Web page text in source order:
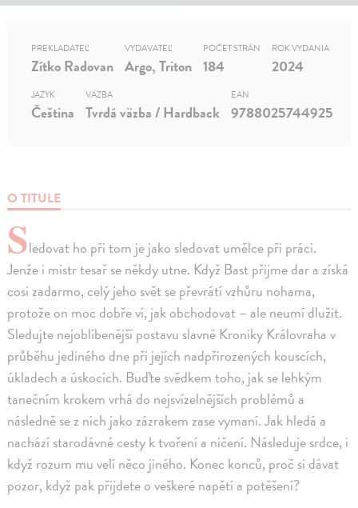
O TITULE
Sledovat ho při tom je jako sledovat umělce při práci.
Jenže i mistr tesař se někdy utne. Když Bast přijme dar a získá
cosi zadarmo, celý jeho svět se převrátí vzhůru nohama,
protože on moc dobře ví, jak obchodovat – ale neumí dlužit.
Sledujte nejoblíbenější postavu slavné Kroniky Královraha v
průběhu jediného dne při jejích nadpřirozených kouscích,
úkladech a úskocích. Buďte svědkem toho, jak se lehkým
tanečním krokem vrhá do nejsvízelnějších problémů a
následně se z nich jako zázrakem zase vymaní. Jak hledá a
nachází starodávné cesty k tvoření a ničení. Následuje srdce, i
když rozum mu velí něco jiného. Konec konců, proč si dávat
pozor, když pak přijdete o veškeré napětí a potěšení?
PREKLADATEĽ
Zítko Radovan
VYDAVATEĽ
Argo, Triton
POČET STRÁN
184
ROK VYDANIA
2024
JAZYK
Čeština
VÄZBA
Tvrdá väzba / Hardback
EAN
9788025744925